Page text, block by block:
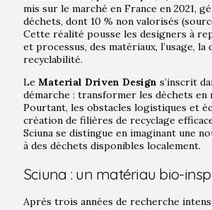
mis sur le marché en France en 2021,
déchets, dont 10 % non valorisés
Cette réalité pousse les designers à
et processus, des matériaux, l’usage, la
recyclabilité.
Le Material Driven Design s’inscrit
démarche : transformer les déchets en
Pourtant, les obstacles logistiques et
création de filières de recyclage
Sciuna se distingue en imaginant une
à des déchets disponibles localement.
Sciuna : un matériau bio-
Après trois années de recherche